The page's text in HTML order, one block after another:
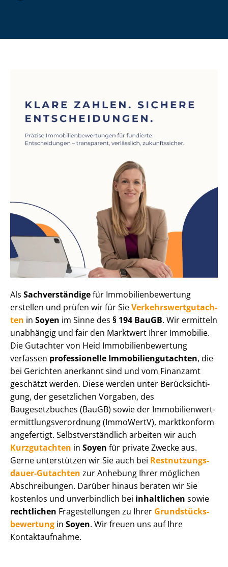
Als Sachverständigefür Im­mo­bi­li­en­be­wer­tung
erstellen und prüfen wir für SieVer­kehrs­wert­gut­ach­
ten in Soyen im Sinne des § 194 BauGB. Wir ermitteln
unabhängig und fair den Marktwert Ihrer Immobilie.
Die Gutachter von Heid Im­mo­bi­li­en­be­wer­tung
verfassen professionelle Im­mo­bi­li­en­gut­ach­ten, die
bei Gerichten anerkannt sind und vom Finanzamt
geschätzt werden. Diese werden unter Be­rück­sich­ti­
gung, der gesetzlichen Vorgaben, des
Baugesetzbuches (BauGB) sowie der Im­mo­bi­li­en­wert­
ermitt­lungs­ver­ord­nung (ImmoWertV), marktkonform
angefertigt. Selbst­ver­ständ­lich arbeiten wir auch
Kurzgutachten in Soyen für private Zwecke aus.
Gerne unterstützen wir Sie auch bei Rest­nut­zungs­
dau­er-Gutachten zur Anhebung Ihrer möglichen
Abschreibungen. Darüber hinaus beraten wir Sie
kostenlos und unverbindlich bei inhaltlichen sowie
rechtlichen Fragestellungen zu Ihrer Grund­stücks­
be­wer­tung in Soyen. Wir freuen uns auf Ihre
Kontaktaufnahme.